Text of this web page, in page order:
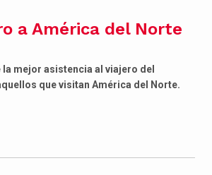
a América del Norte
mejor asistencia al viajero del
que visitan América del Norte.